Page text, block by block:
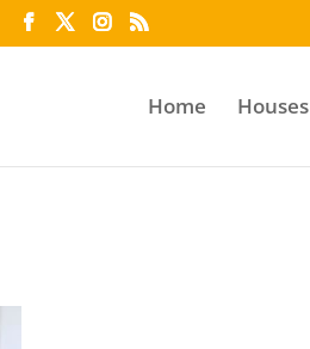
Home Houses